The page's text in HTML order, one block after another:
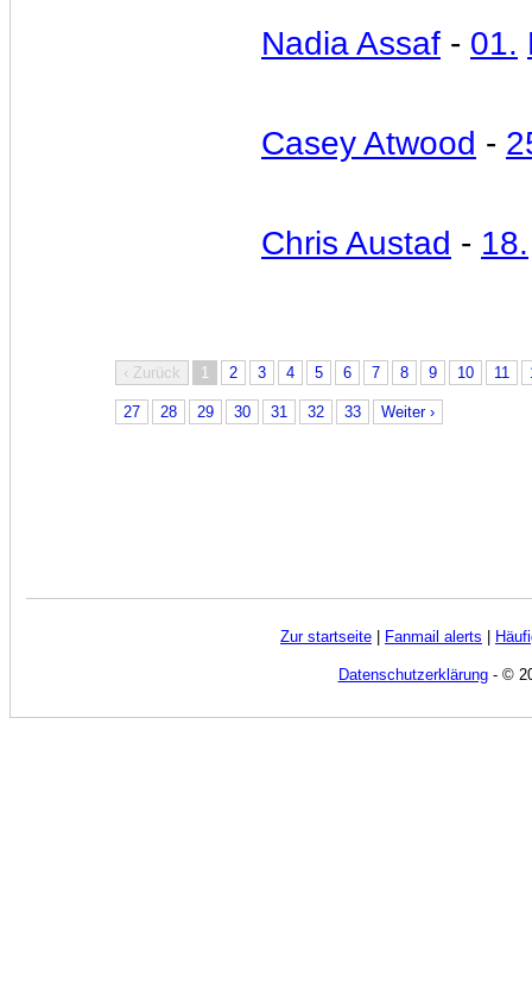
Nadia Assaf - 01.
Casey Atwood -
Chris Austad - 18.
‹ Zurück 1 2 3 4 5 6 7 8 9 10 11
27 28 29 30 31 32 33 Weiter ›
Zur startseite | Fanmail alerts |
Datenschutzerklärung- ©